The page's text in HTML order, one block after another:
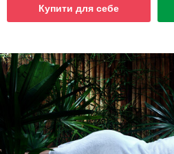
Купити для себе